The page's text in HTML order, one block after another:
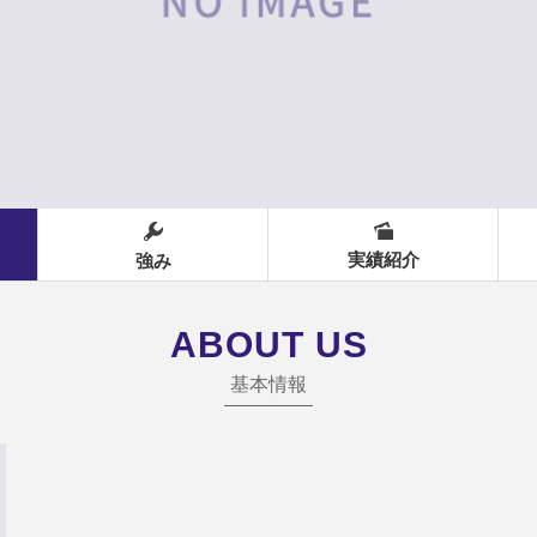
強み 実績紹介
ABOUT US
基本情報